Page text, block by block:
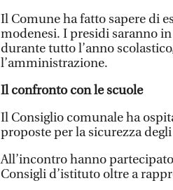
Il Comune ha fatto sapere di
modenesi. I presidi saranno
durante tutto l’anno
l’amministrazione.
Il confronto con le scuole
Il Consiglio comunale ha
proposte per la sicurezza
All’incontro hanno
Consigli d’istituto oltre a